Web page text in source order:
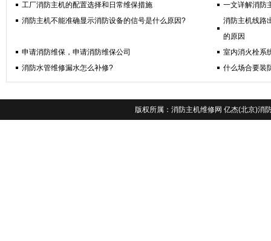
工厂消防主机的配置选择和日常维保措施
一文详解消防
消防主机不能准确显示消防设备的信号是什么原因?
消防主机线路
的原因
申请消防维保，申请消防维保公司
室内消火栓系
消防水管维修漏水怎么补修?
什么场合要装
版权所属： 消防主机维修网 亿杰(北京)消